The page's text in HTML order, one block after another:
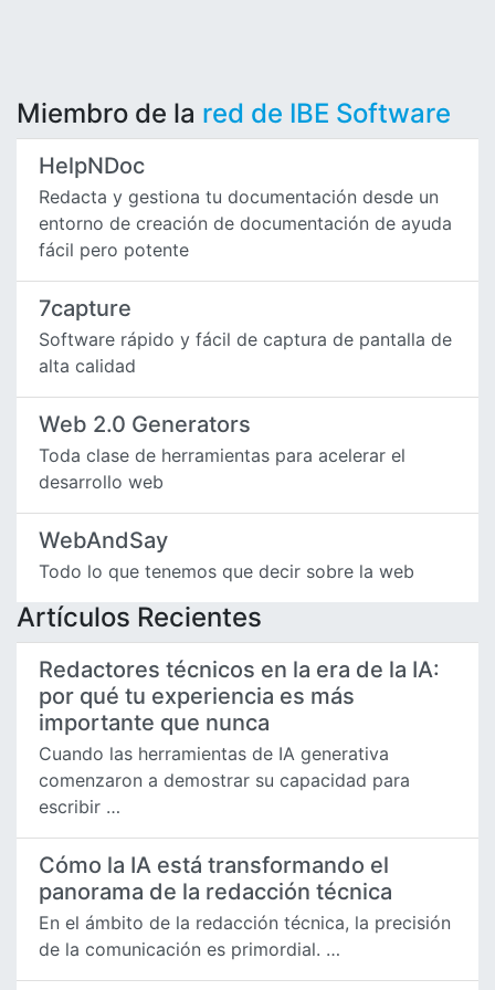
Miembro de la red de IBE Software
HelpNDoc
Redacta y gestiona tu documentación desde un
entorno de creación de documentación de ayuda
fácil pero potente
7capture
Software rápido y fácil de captura de pantalla de
alta calidad
Web 2.0 Generators
Toda clase de herramientas para acelerar el
desarrollo web
WebAndSay
Todo lo que tenemos que decir sobre la web
Artículos Recientes
Redactores técnicos en la era de la IA:
por qué tu experiencia es más
importante que nunca
Cuando las herramientas de IA generativa
comenzaron a demostrar su capacidad para
escribir …
Cómo la IA está transformando el
panorama de la redacción técnica
En el ámbito de la redacción técnica, la precisión
de la comunicación es primordial. …